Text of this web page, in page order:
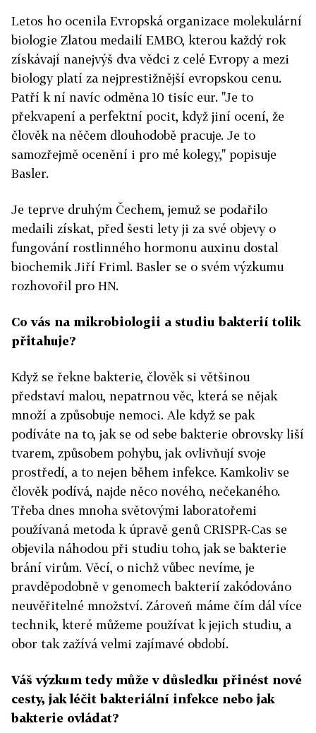
Letos ho ocenila Evropská organizace molekulární
biologie Zlatou medailí EMBO, kterou každý rok
získávají nanejvýš dva vědci z celé Evropy a mezi
biology platí za nejprestižnější evropskou cenu.
Patří k ní navíc odměna 10 tisíc eur. "Je to
překvapení a perfektní pocit, když jiní ocení, že
člověk na něčem dlouhodobě pracuje. Je to
samozřejmě ocenění i pro mé kolegy," popisuje
Basler.
Je teprve druhým Čechem, jemuž se podařilo
medaili získat, před šesti lety ji za své objevy o
fungování rostlinného hormonu auxinu dostal
biochemik Jiří Friml. Basler se o svém výzkumu
rozhovořil pro HN.
Co vás na mikrobiologii a studiu bakterií tolik
přitahuje?
Když se řekne bakterie, člověk si většinou
představí malou, nepatrnou věc, která se nějak
množí a způsobuje nemoci. Ale když se pak
podíváte na to, jak se od sebe bakterie obrovsky liší
tvarem, způsobem pohybu, jak ovlivňují svoje
prostředí, a to nejen během infekce. Kamkoliv se
člověk podívá, najde něco nového, nečekaného.
Třeba dnes mnoha světovými laboratořemi
používaná metoda k úpravě genů CRISPR-Cas se
objevila náhodou při studiu toho, jak se bakterie
brání virům. Věcí, o nichž vůbec nevíme, je
pravděpodobně v genomech bakterií zakódováno
neuvěřitelné množství. Zároveň máme čím dál více
technik, které můžeme používat k jejich studiu, a
obor tak zažívá velmi zajímavé období.
Váš výzkum tedy může v důsledku přinést nové
cesty, jak léčit bakteriální infekce nebo jak
bakterie ovládat?